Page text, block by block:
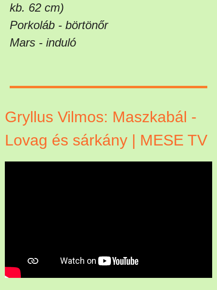
kb. 62 cm)
Porkoláb - börtönőr
Mars - induló
Gryllus Vilmos: Maszkabál -
Lovag és sárkány | MESE TV